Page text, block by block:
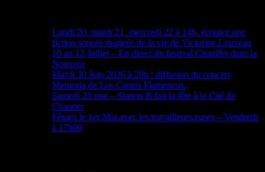
Lundi 20, mardi 21, mercredi 22 à 14h, écoutez une
fiction sonore inspirée de la vie de Victorine Louveau
10 au 12 Juillet – En direct du festival Chauffer dans la
Noirceur
Mardi 30 Juin 2026 à 20h : diffusion du concert
Memoria de Los Cantes Flamencos.
Samedi 23 mai – Station B fait la fête à la Cité de
Chantier
Fêtons le 1er Mai avec les travailleurs.euses – Vendredi
à 17h00